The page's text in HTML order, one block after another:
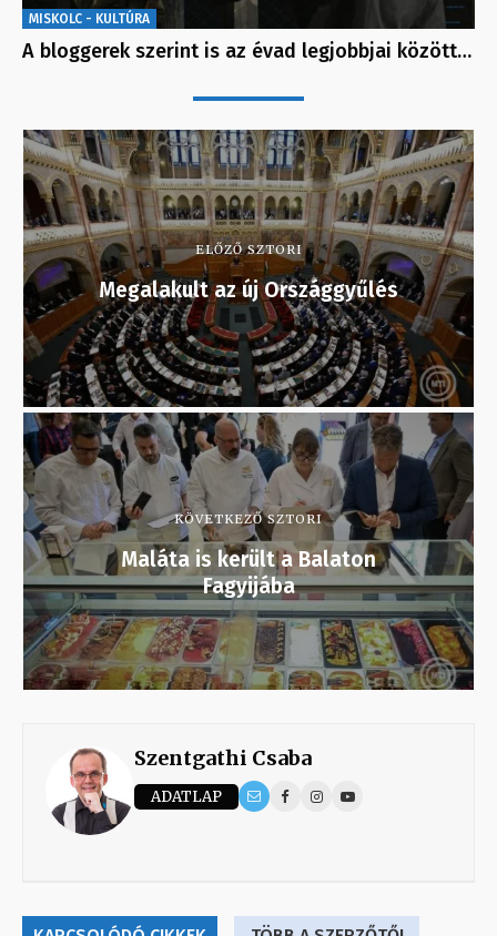
MISKOLC - KULTÚRA
A bloggerek szerint is az évad legjobbjai között…
ELŐZŐ SZTORI
Megalakult az új Országgyűlés
KÖVETKEZŐ SZTORI
Maláta is került a Balaton
Fagyijába
Szentgathi Csaba
ADATLAP